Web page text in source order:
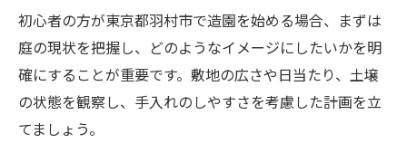
庭づくりでよくある造園の失敗例と対策
安心して進める造園のステップ解説
メンテナンスが楽になる造園テクニック
造園を楽にするメンテナンスの工夫ポイン
ト
初心者の方が東京都羽村市で造園を始める場合、まずは
庭の現状を把握し、どのようなイメージにしたいかを明
確にすることが重要です。敷地の広さや日当たり、土壌
の状態を観察し、手入れのしやすさを考慮した計画を立
てましょう。